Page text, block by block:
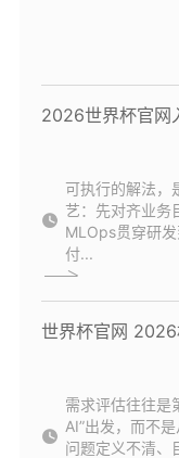
2026世界杯官网
可执行的解法，
艺：先对齐业务
MLOps贯穿研
付...
世界杯官网
需求评估往往是
AI”出发，而不
问题定义不清、